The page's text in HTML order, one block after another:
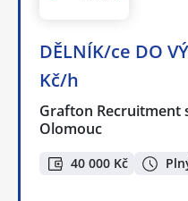
DĚLNÍK/ce DO
Kč/h
Grafton Recruitment
Olomouc
40 000 Kč